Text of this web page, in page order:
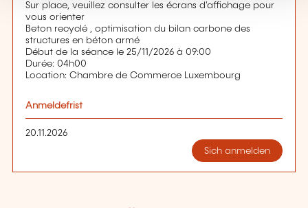
Sur place, veuillez consulter les écrans d'affichage pour
vous orienter
Beton recyclé , optimisation du bilan carbone des
structures en béton armé
Début de la séance le 25/11/2026 à 09:00
Durée: 04h00
Location: Chambre de Commerce Luxembourg
Anmeldefrist
20.11.2026
Sich anmelden